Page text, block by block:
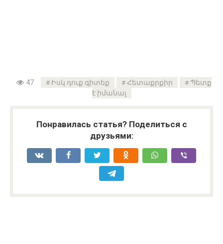
47 Իսկ դուք գիտեք Հետաքրքիր
Պետք
է իմանալ
Понравилась статья? Поделиться с
друзьями: